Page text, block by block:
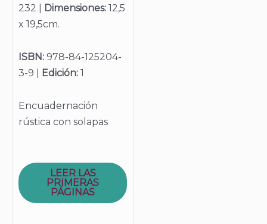
232 |
Dimensiones: 12,5
x 19,5cm.
ISBN: 978-84-125204-
3-9 |
Edición: 1
Encuadernación
rústica con solapas
LEER LAS
PRIMERAS
PÁGINAS